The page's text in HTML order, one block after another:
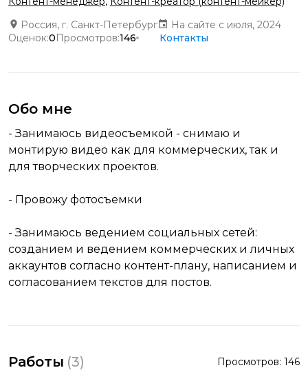
Россия, г. Санкт-Петербург
На сайте с июля, 2024
Оценок:0Просмотров:146 Контакты
Обо мне
- Занимаюсь видеосъемкой - снимаю и
монтирую видео как для коммерческих, так и
для творческих проектов.
- Провожу фотосъемки
- Занимаюсь ведением социальных сетей:
созданием и ведением коммерческих и личных
аккаунтов согласно контент-плану, написанием и
согласованием текстов для постов.
Работы (3) Просмотров: 146